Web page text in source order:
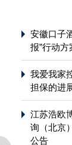
安徽口子
报”行动
我爱我家
担保的进
江苏浩欧
询（北京
公告